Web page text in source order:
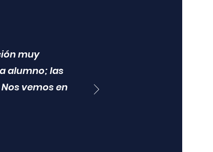
muy
alumno; las
vemos en